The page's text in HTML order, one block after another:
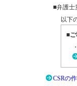
■弁護士
以下
■ご
CSRの